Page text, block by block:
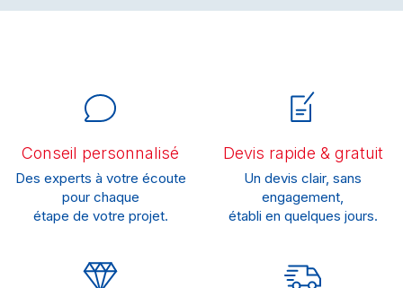
Conseil personnalisé
Des experts à votre écoute
pour chaque
étape de votre projet.
Devis rapide & gratuit
Un devis clair, sans
engagement,
établi en quelques jours.